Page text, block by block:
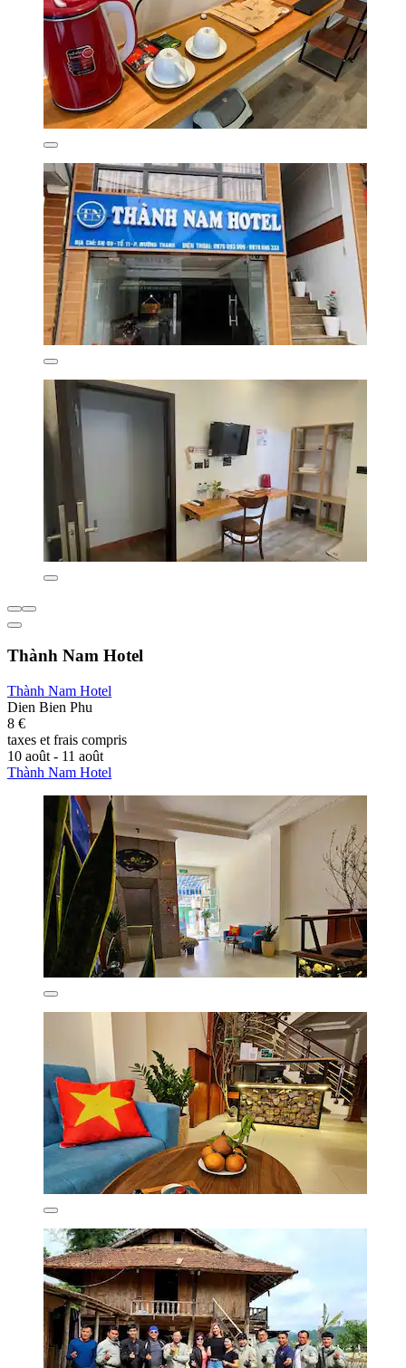
Thành Nam Hotel
Thành Nam Hotel
Dien Bien Phu
8 €
taxes et frais compris
10 août - 11 août
Thành Nam Hotel